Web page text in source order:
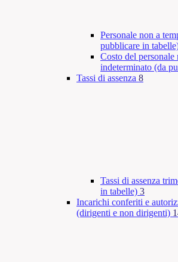
Personale non a
pubblicare in
Costo del personale
indeterminato (da
Tassi di assenza 8
Tassi di assenza
in tabelle) 3
Incarichi conferiti e
(dirigenti e non dirigenti)